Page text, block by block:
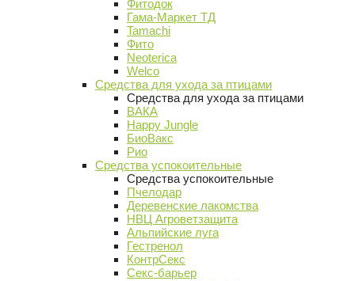
Фитодок
Гама-Маркет ТД
Tamachi
Фито
Neoterica
Welco
Средства для ухода за птицами
Средства для ухода за птицами
ВАКА
Happy Jungle
БиоВакс
Рио
Средства успокоительные
Средства успокоительные
Пчелодар
Деревенские лакомства
НВЦ Агроветзащита
Альпийские луга
Гестренол
КонтрСекс
Секс-барьер